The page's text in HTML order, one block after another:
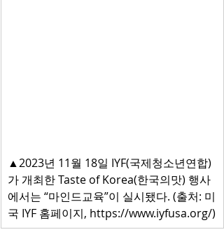
▲2023년 11월 18일 IYF(국제청소년연합)
가 개최한 Taste of Korea(한국의맛) 행사
에서는 “마인드교육”이 실시됐다. (출처: 미
국 IYF 홈페이지, https://www.iyfusa.org/)